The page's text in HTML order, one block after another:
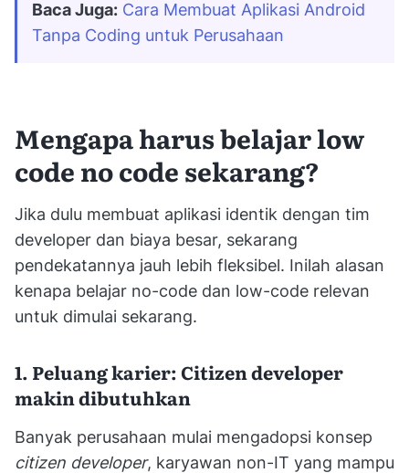
Baca Juga: Cara Membuat Aplikasi Android
Tanpa Coding untuk Perusahaan
Mengapa harus belajar low
code no code sekarang?
Jika dulu membuat aplikasi identik dengan tim
developer dan biaya besar, sekarang
pendekatannya jauh lebih fleksibel. Inilah alasan
kenapa belajar no-code dan low-code relevan
untuk dimulai sekarang.
1. Peluang karier: Citizen developer
makin dibutuhkan
Banyak perusahaan mulai mengadopsi konsep
citizen developer, karyawan non-IT yang mampu